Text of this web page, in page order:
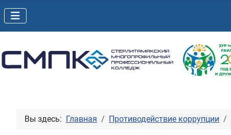
Вы здесь: Главная Противодействие коррупции